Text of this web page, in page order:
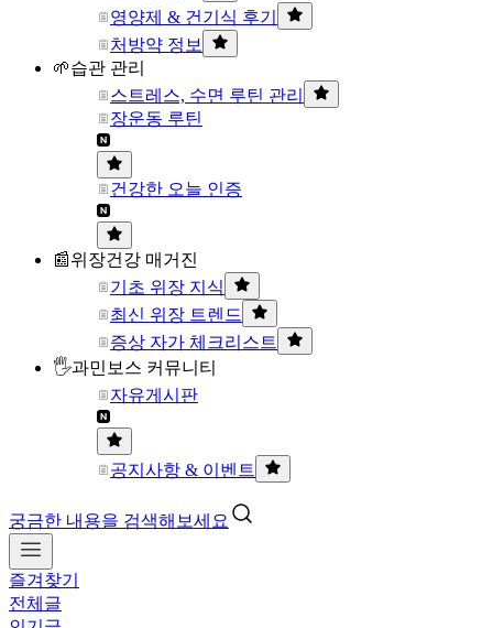
영양제 & 건기식 후기
처방약 정보
🌱습관 관리
스트레스, 수면 루틴 관리
장운동 루틴
건강한 오늘 인증
📰위장건강 매거진
기초 위장 지식
최신 위장 트렌드
증상 자가 체크리스트
🖐과민보스 커뮤니티
자유게시판
공지사항 & 이벤트
궁금한 내용을 검색해보세요
즐겨찾기
전체글